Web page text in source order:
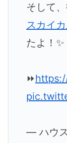
そして
スカイ
たよ！✨
⏩
— ハウ